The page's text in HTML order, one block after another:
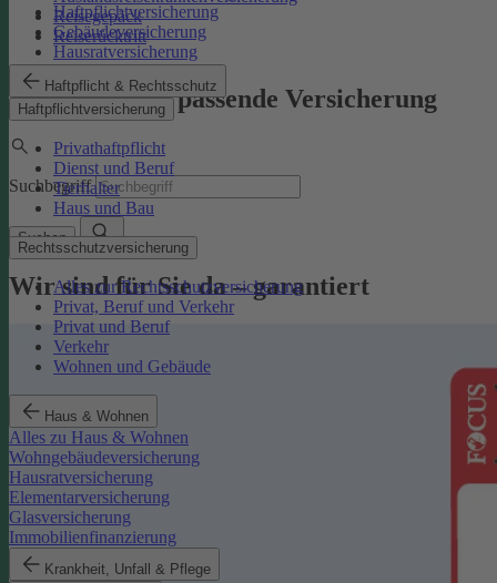
Reisegepäck
Reiserücktritt
Haftpflicht & Rechtsschutz
Haftpflichtversicherung
Privathaftpflicht
Dienst und Beruf
Tierhalter
Haus und Bau
Rechtsschutzversicherung
Alles zur Rechtsschutzversicherung
Privat, Beruf und Verkehr
Privat und Beruf
Verkehr
Wohnen und Gebäude
Haus & Wohnen
Alles zu Haus & Wohnen
Wohngebäudeversicherung
Hausratversicherung
Elementarversicherung
Glasversicherung
Immobilienfinanzierung
Krankheit, Unfall & Pflege
Haftpflichtversicherung
Gebäudeversicherung
Hausratversicherung
Finden Sie die passende Versicherung
Suchbegriff
Suchen
Wir sind für Sie da – garantiert